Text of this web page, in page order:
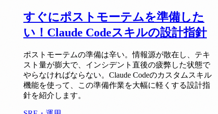
すぐにポストモーテムを準備した
い！Claude Codeスキルの設計指針
ポストモーテムの準備は辛い。情報源が散在し、テキ
スト量が膨大で、インシデント直後の疲弊した状態で
やらなければならない。Claude Codeのカスタムスキル
機能を使って、この準備作業を大幅に軽くする設計指
針を紹介します。